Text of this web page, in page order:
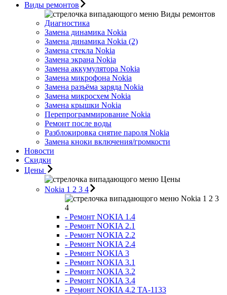
Виды ремонтов
Виды ремонтов
Диагностика
Замена динамика Nokia
Замена динамика Nokia (2)
Замена стекла Nokia
Замена экрана Nokia
Замена аккумулятора Nokia
Замена микрофона Nokia
Замена разъёма заряда Nokia
Замена микросхем Nokia
Замена крышки Nokia
Перепрограммирование Nokia
Ремонт после воды
Разблокировка снятие пароля Nokia
Замена кноки включения/громкости
Новости
Скидки
Цены
Цены
Nokia 1 2 3 4
Nokia 1 2 3
4
- Ремонт NOKIA 1.4
- Ремонт NOKIA 2.1
- Ремонт NOKIA 2.2
- Ремонт NOKIA 2.4
- Ремонт NOKIA 3
- Ремонт NOKIA 3.1
- Ремонт NOKIA 3.2
- Ремонт NOKIA 3.4
- Ремонт NOKIA 4.2 TA-1133